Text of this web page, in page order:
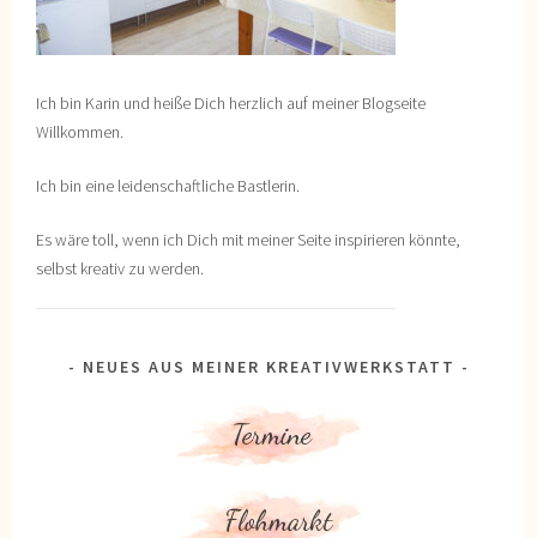
Ich bin Karin und heiße Dich herzlich auf meiner Blogseite
Willkommen.
Ich bin eine leidenschaftliche Bastlerin.
Es wäre toll, wenn ich Dich mit meiner Seite inspirieren könnte,
selbst kreativ zu werden.
NEUES AUS MEINER KREATIVWERKSTATT